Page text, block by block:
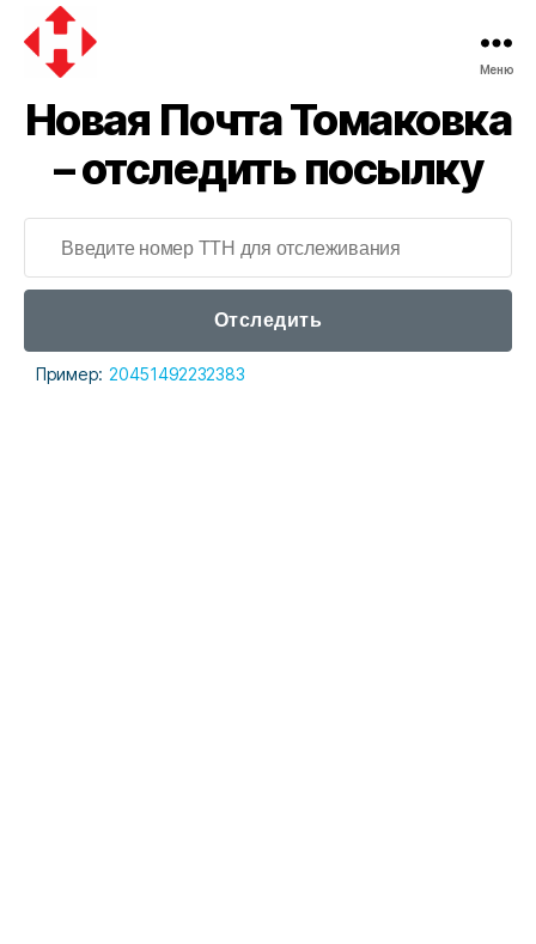
почта
Меню
Новая Почта Томаковка
– отследить посылку
Отследить
Пример: 20451492232383